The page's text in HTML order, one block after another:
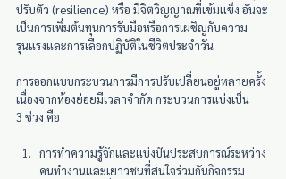
ปรับตัว (resilience) หรือ มีจิตวิญญาณที่เข้มแข็ง อันจะ
เป็นการเพิ่มต้นทุนการรับมือหรือการเผชิญกับความ
รุนแรงและการเลือกปฏิบัติในชีวิตประจำวัน
การออกแบบกระบวนการมีการปรับเปลี่ยนอยู่หลายครั้ง
เนื่องจากห้องย่อยมีเวลาจำกัด กระบวนการแบ่งเป็น
3 ช่วง คือ
การทำความรู้จักและแบ่งปันประสบการณ์ระหว่าง
คนทำงานและเยาวชนที่สนใจร่วมกันกิจกรรม